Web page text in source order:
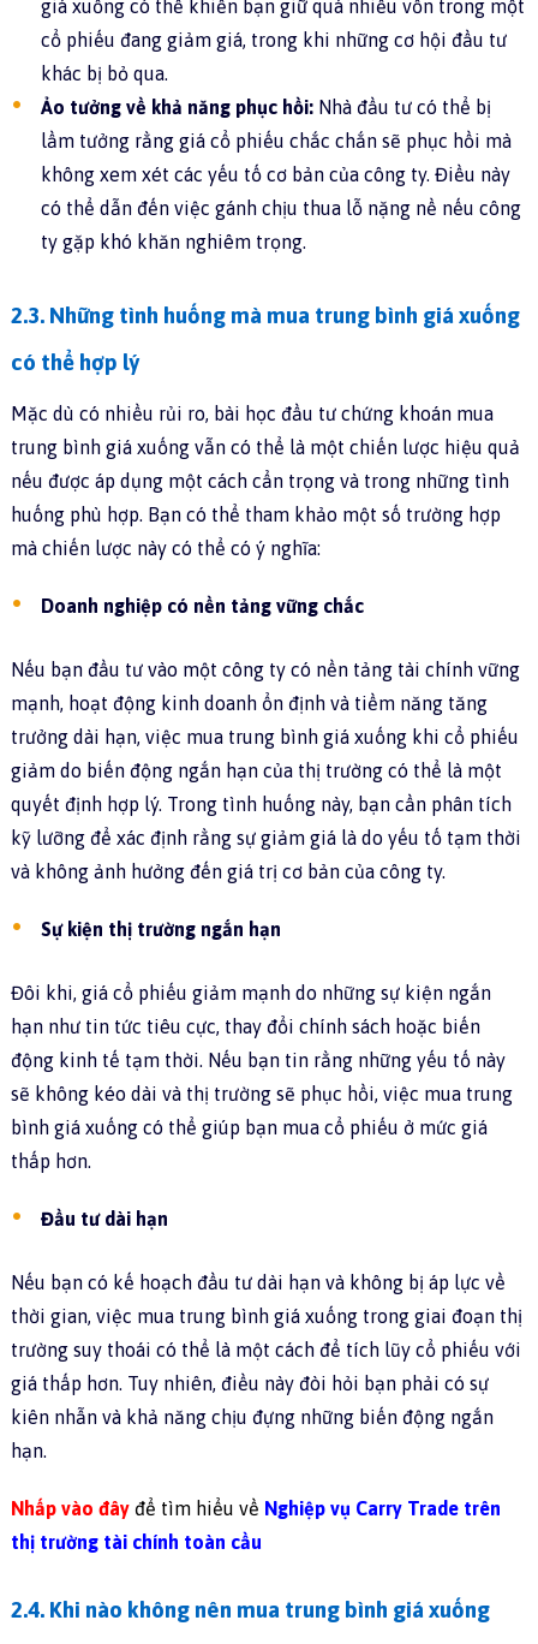
giá xuống có thể khiến bạn giữ quá nhiều vốn trong một
cổ phiếu đang giảm giá, trong khi những cơ hội đầu tư
khác bị bỏ qua.
Ảo tưởng về khả năng phục hồi:Nhà đầu tư có thể bị
lầm tưởng rằng giá cổ phiếu chắc chắn sẽ phục hồi mà
không xem xét các yếu tố cơ bản của công ty. Điều này
có thể dẫn đến việc gánh chịu thua lỗ nặng nề nếu công
ty gặp khó khăn nghiêm trọng.
2.3. Những tình huống mà mua trung bình giá xuống
có thể hợp lý
Mặc dù có nhiều rủi ro, bài học đầu tư chứng khoán mua
trung bình giá xuống vẫn có thể là một chiến lược hiệu quả
nếu được áp dụng một cách cẩn trọng và trong những tình
huống phù hợp. Bạn có thể tham khảo một số trường hợp
mà chiến lược này có thể có ý nghĩa:
Doanh nghiệp có nền tảng vững chắc
Nếu bạn đầu tư vào một công ty có nền tảng tài chính vững
mạnh, hoạt động kinh doanh ổn định và tiềm năng tăng
trưởng dài hạn, việc mua trung bình giá xuống khi cổ phiếu
giảm do biến động ngắn hạn của thị trường có thể là một
quyết định hợp lý. Trong tình huống này, bạn cần phân tích
kỹ lưỡng để xác định rằng sự giảm giá là do yếu tố tạm thời
và không ảnh hưởng đến giá trị cơ bản của công ty.
Sự kiện thị trường ngắn hạn
Đôi khi, giá cổ phiếu giảm mạnh do những sự kiện ngắn
hạn như tin tức tiêu cực, thay đổi chính sách hoặc biến
động kinh tế tạm thời. Nếu bạn tin rằng những yếu tố này
sẽ không kéo dài và thị trường sẽ phục hồi, việc mua trung
bình giá xuống có thể giúp bạn mua cổ phiếu ở mức giá
thấp hơn.
Đầu tư dài hạn
Nếu bạn có kế hoạch đầu tư dài hạn và không bị áp lực về
thời gian, việc mua trung bình giá xuống trong giai đoạn thị
trường suy thoái có thể là một cách để tích lũy cổ phiếu với
giá thấp hơn. Tuy nhiên, điều này đòi hỏi bạn phải có sự
kiên nhẫn và khả năng chịu đựng những biến động ngắn
hạn.
Nhấp vào đây để tìm hiểu về Nghiệp vụ Carry Trade trên
thị trường tài chính toàn cầu
2.4. Khi nào không nên mua trung bình giá xuống